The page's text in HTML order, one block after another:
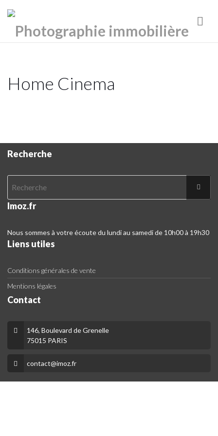
Home Cinema
Recherche
Imoz.fr
Nous sommes à votre écoute du lundi au samedi de 10h00 à 19h30
Liens utiles
Conditions générales de vente
Mentions légales
Contact
146, Boulevard de Grenelle
75015 PARIS
contact@imoz.fr